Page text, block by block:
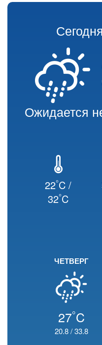
Сегодня
Ожидается
22°C /
32°C
ЧЕТВЕРГ
27°C
20.8/33.8